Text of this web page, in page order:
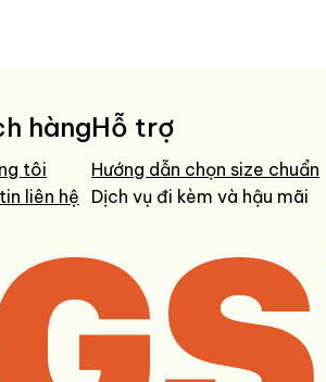
hàng
tôi
liên hệ
Hỗ trợ
Hướng dẫn chọn size chuẩn
Dịch vụ đi kèm và hậu mãi